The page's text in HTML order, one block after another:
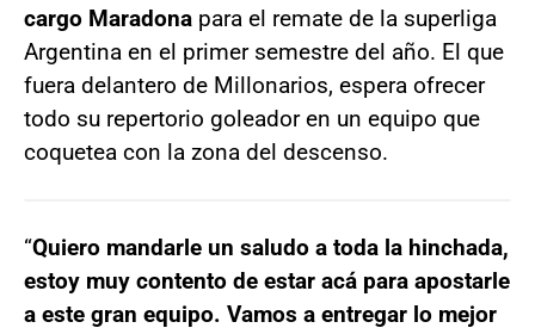
cargo Maradona para el remate de la superliga
Argentina en el primer semestre del año. El que
fuera delantero de Millonarios, espera ofrecer
todo su repertorio goleador en un equipo que
coquetea con la zona del descenso.
“Quiero mandarle un saludo a toda la hinchada,
estoy muy contento de estar acá para apostarle
a este gran equipo. Vamos a entregar lo mejor